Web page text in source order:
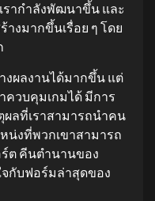
ากำลังพัฒนาขึ้น และ
างมากขึ้นเรื่อย ๆ โดย
งผลงานได้มากขึ้น แต่
ควบคุมเกมได้ มีการ
ลที่เราสามารถนำคน
น่งที่พวกเขาสามารถ
ต คีนตำนานของ
จกับฟอร์มล่าสุดของ